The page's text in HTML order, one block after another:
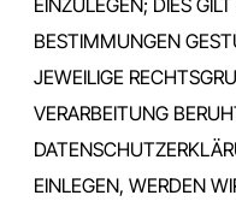
BESTIMMUNGEN
JEWEILIGE
VERARBEITUNG
EINLEGEN, WERDEN